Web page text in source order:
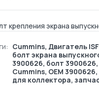
крепления экрана
Cummins, Двигатель
болт экрана
3900626, болт
Cummins, OEM
для коллектора,